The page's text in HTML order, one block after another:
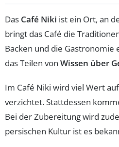
Das Café Niki ist ein Ort, an
bringt das Café die
Backen und die
das Teilen von Wissen über
Im Café Niki wird viel Wert
verzichtet. Stattdessen
Bei der Zubereitung wird
persischen Kultur ist es